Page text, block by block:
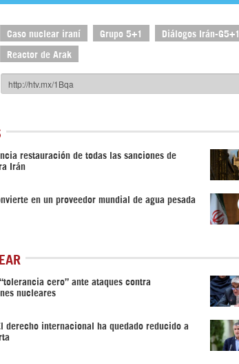
Caso nuclear iraní Grupo 5+1 Diálogos Irán-G5+1
Reactor de Arak
restauración de todas las sanciones de
Irán
en un proveedor mundial de agua pesada
cero” ante ataques contra
nucleares
derecho internacional ha quedado reducido a